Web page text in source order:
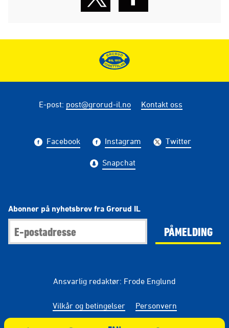
E-post: post@grorud-il.no Kontakt oss
Facebook Instagram Twitter
Snapchat
Abonner på nyhetsbrev fra Grorud IL
PÅMELDING
Ansvarlig redaktør: Frode Englund
Vilkår og betingelser Personvern